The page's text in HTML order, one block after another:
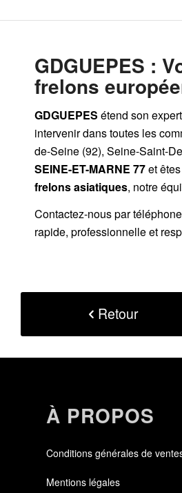
GDGUEPES :
frelons
GDGUEPES étend son
intervenir dans toutes les
de-Seine (92), Seine-Saint-
SEINE-ET-MARNE 77et
frelons asiatiques, notre
Contactez-nous partéléphone
rapide, professionnelle et
Retour
À PROPOS
Conditions générales de
Mentions légales